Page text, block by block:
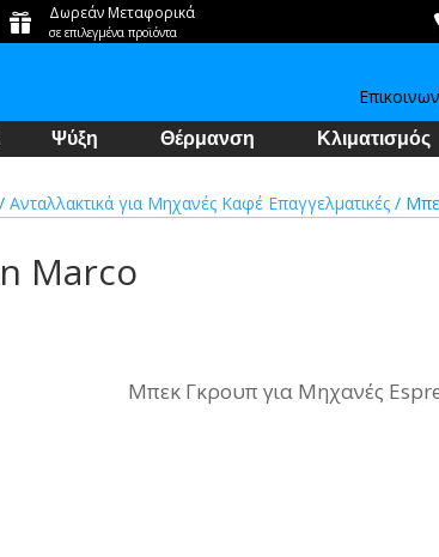
 Δωρεάν Μεταφορικά
σε επιλεγμένα προϊόντα
Ψύξη Θέρμανση Κλιματισμός
/Ανταλλακτικά για Μηχανές Καφέ Επαγγελματικές /
Marco
Μπεκ Γκρουπ για Μηχανές